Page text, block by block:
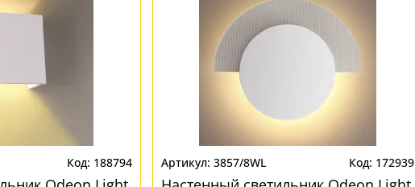
188794 3857/8WL 172939